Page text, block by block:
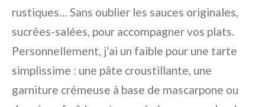
rustiques… Sans oublier les sauces originales,
sucrées-salées, pour accompagner vos plats.
Personnellement, j’ai un faible pour une tarte
simplissime : une pâte croustillante, une
garniture crémeuse à base de mascarpone ou